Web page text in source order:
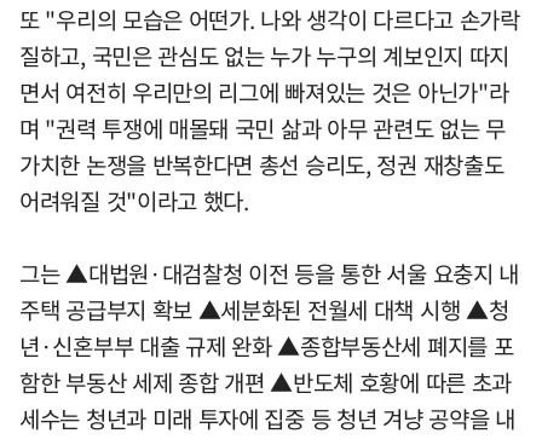
또 "우리의 모습은 어떤가. 나와 생각이 다르다고 손가락
질하고, 국민은 관심도 없는 누가 누구의 계보인지 따지
면서 여전히 우리만의 리그에 빠져있는 것은 아닌가"라
며 "권력 투쟁에 매몰돼 국민 삶과 아무 관련도 없는 무
가치한 논쟁을 반복한다면 총선 승리도, 정권 재창출도
어려워질 것"이라고 했다.
그는 ▲대법원·대검찰청 이전 등을 통한 서울 요충지 내
주택 공급부지 확보 ▲세분화된 전월세 대책 시행 ▲청
년·신혼부부 대출 규제 완화 ▲종합부동산세 폐지를 포
함한 부동산 세제 종합 개편 ▲반도체 호황에 따른 초과
세수는 청년과 미래 투자에 집중 등 청년 겨냥 공약을 내